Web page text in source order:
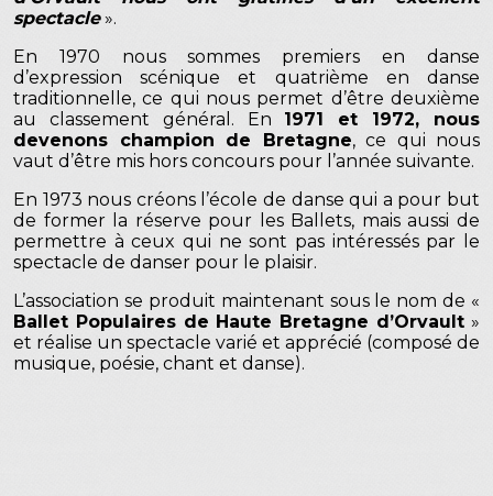
spectacle».
En 1970 nous sommes premiers en danse
d’expression scénique et quatrième en danse
traditionnelle, ce qui nous permet d’être deuxième
au classement général. En 1971 et 1972, nous
devenons champion de Bretagne, ce qui nous
vaut d’être mis hors concours pour l’année suivante.
En 1973 nous créons l’école de danse qui a pour but
de former la réserve pour les Ballets, mais aussi de
permettre à ceux qui ne sont pas intéressés par le
spectacle de danser pour le plaisir.
L’association se produit maintenant sous le nom de «
Ballet Populaires de Haute Bretagne d’Orvault »
et réalise un spectacle varié et apprécié (composé de
musique, poésie, chant et danse).